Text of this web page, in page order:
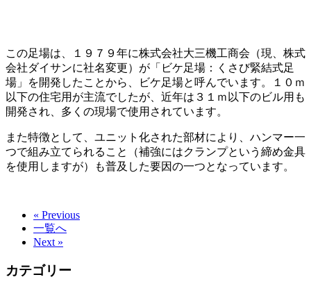
この足場は、１９７９年に株式会社大三機工商会（現、株式
会社ダイサンに社名変更）が「ビケ足場：くさび緊結式足
場」を開発したことから、ビケ足場と呼んでいます。１０ｍ
以下の住宅用が主流でしたが、近年は３１ｍ以下のビル用も
開発され、多くの現場で使用されています。
また特徴として、ユニット化された部材により、ハンマー一
つで組み立てられること（補強にはクランプという締め金具
を使用しますが）も普及した要因の一つとなっています。
« Previous
一覧へ
Next »
カテゴリー